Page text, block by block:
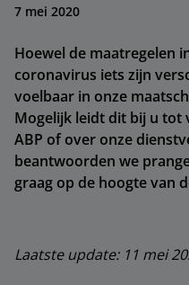
7 mei 2020
Hoewel de maatregelen
coronavirus iets zijn
voelbaar in onze
Mogelijk leidt dit bij u tot
ABP of over onze
beantwoorden we
graag op de hoogte van
Laatste update: 11 mei